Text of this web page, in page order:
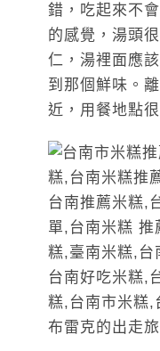
錯，吃起來不
的感覺，湯頭
仁，湯裡面應
到那個鮮味。
近，用餐地點很